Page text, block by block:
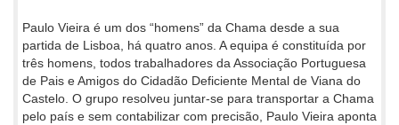
Paulo Vieira é um dos “homens” da Chama desde a sua
partida de Lisboa, há quatro anos. A equipa é constituída por
três homens, todos trabalhadores da Associação Portuguesa
de Pais e Amigos do Cidadão Deficiente Mental de Viana do
Castelo. O grupo resolveu juntar-se para transportar a Chama
pelo país e sem contabilizar com precisão, Paulo Vieira aponta